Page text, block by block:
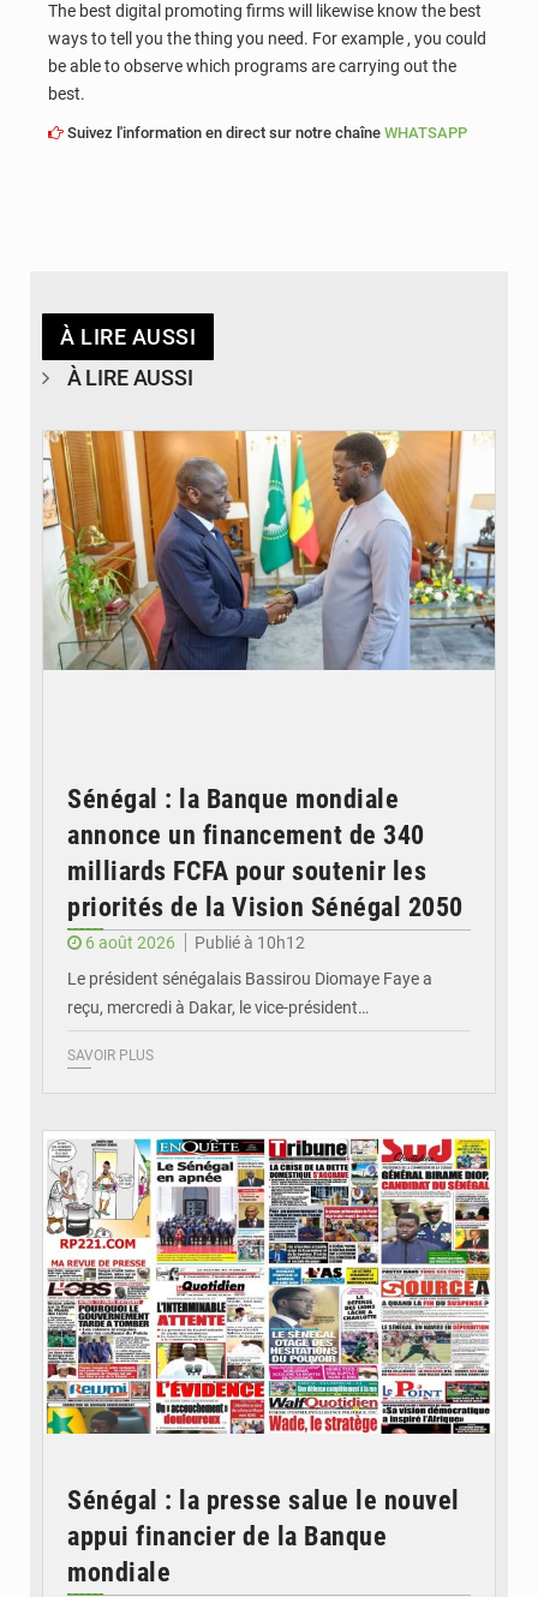
The best digital promoting firms will likewise know the best
ways to tell you the thing you need. For example , you could
be able to observe which programs are carrying out the
best.
Suivez l'information en direct sur notre chaîne WHATSAPP
À LIRE AUSSI
À LIRE AUSSI
Sénégal : la Banque mondiale
annonce un financement de 340
milliards FCFA pour soutenir les
priorités de la Vision Sénégal 2050
6 août 2026
Publié à 10h12
Le président sénégalais Bassirou Diomaye Faye a
reçu, mercredi à Dakar, le vice-président…
SAVOIR PLUS
Sénégal : la presse salue le nouvel
appui financier de la Banque
mondiale